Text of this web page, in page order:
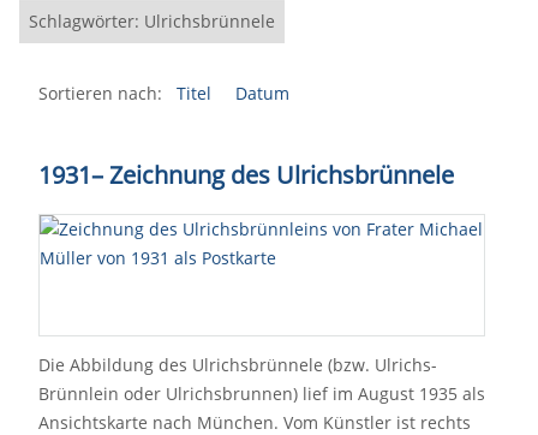
Schlagwörter: Ulrichsbrünnele
Sortieren nach: Titel Datum
1931–Zeichnung des Ulrichsbrünnele
Die Abbildung des Ulrichsbrünnele (bzw. Ulrichs-
Brünnlein oder Ulrichsbrunnen) lief im August 1935 als
Ansichtskarte nach München. Vom Künstler ist rechts